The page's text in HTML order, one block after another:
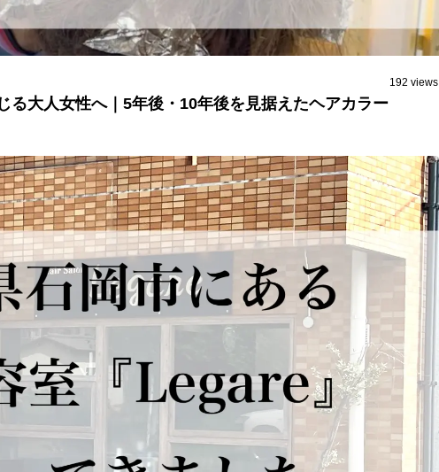
192 views
る大人女性へ｜5年後・10年後を見据えたヘアカラー